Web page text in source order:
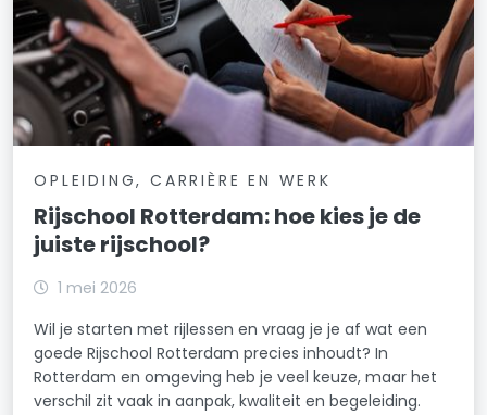
OPLEIDING, CARRIÈRE EN WERK
Rijschool Rotterdam: hoe kies je de
juiste rijschool?
1 mei 2026
Wil je starten met rijlessen en vraag je je af wat een
goede Rijschool Rotterdam precies inhoudt? In
Rotterdam en omgeving heb je veel keuze, maar het
verschil zit vaak in aanpak, kwaliteit en begeleiding.